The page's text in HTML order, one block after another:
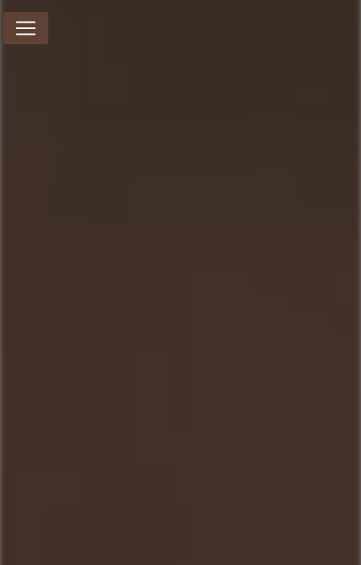
Panneau de gestion des cookies